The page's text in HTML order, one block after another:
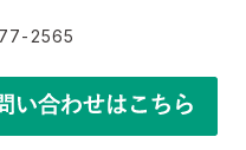
2565